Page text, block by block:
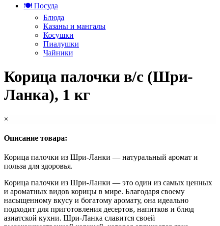
🍽️ Посуда
Блюда
Казаны и мангалы
Косушки
Пиалушки
Чайники
Корица палочки в/c (Шри-
Ланка), 1 кг
×
Описание товара:
Корица палочки из Шри-Ланки — натуральный аромат и
польза для здоровья.
Корица палочки из Шри-Ланки — это один из самых ценных
и ароматных видов корицы в мире. Благодаря своему
насыщенному вкусу и богатому аромату, она идеально
подходит для приготовления десертов, напитков и блюд
азиатской кухни. Шри-Ланка славится своей